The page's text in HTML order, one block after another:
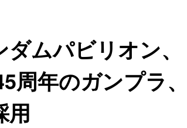
ムパビリオン、
周年のガンプラ、
用